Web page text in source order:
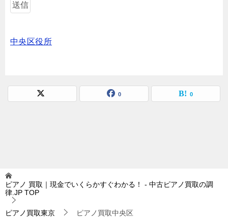
中央区役所
0 0
ピアノ 買取｜現金でいくらかすぐわかる！ - 中古ピアノ買取の調
律.JP TOP
ピアノ買取東京 ピアノ買取中央区